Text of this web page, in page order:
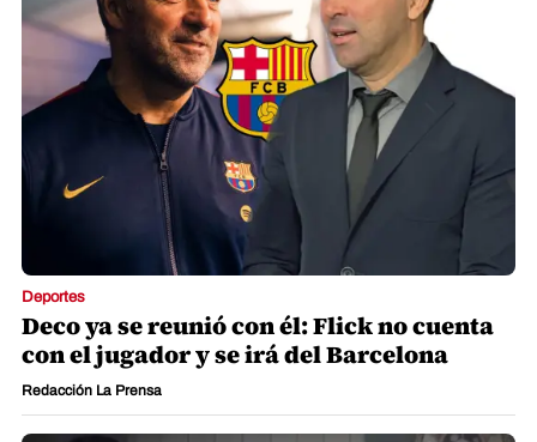
Deportes
Deco ya se reunió con él: Flick no cuenta
con el jugador y se irá del Barcelona
Redacción La Prensa